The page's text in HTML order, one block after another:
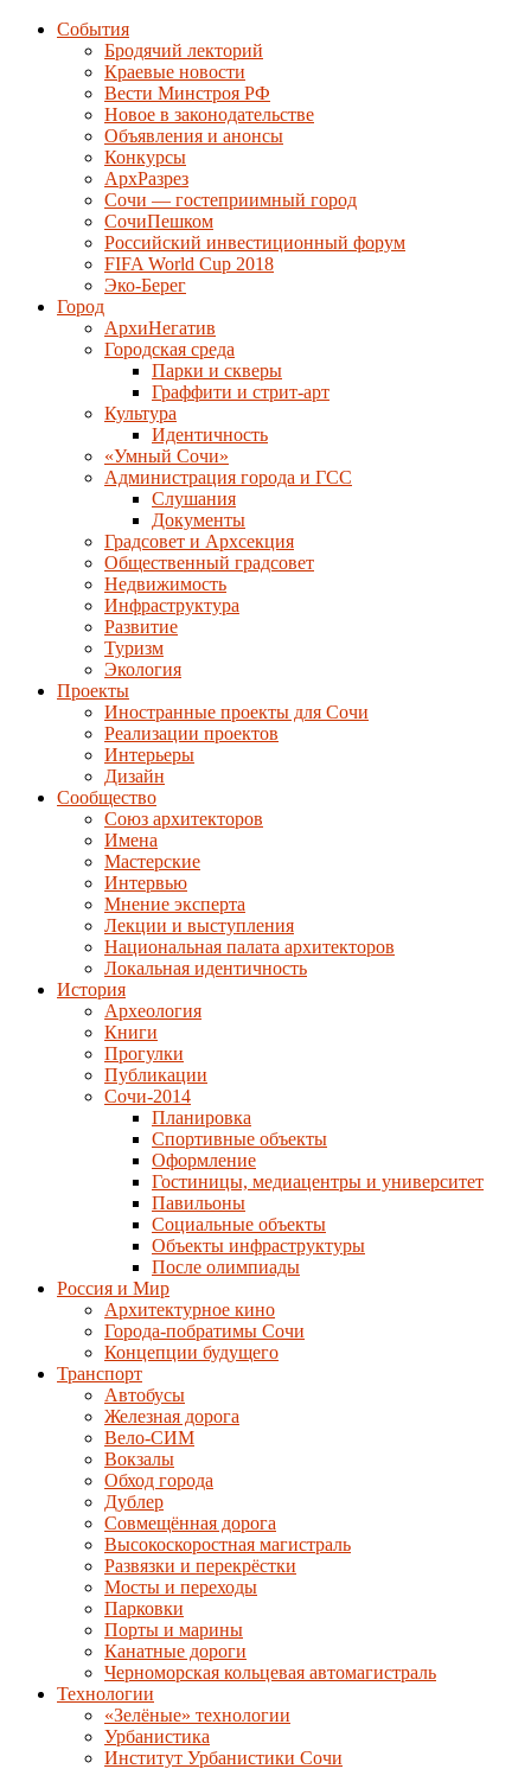
События
Бродячий лекторий
Краевые новости
Вести Минстроя РФ
Новое в законодательстве
Объявления и анонсы
Конкурсы
АрхРазрез
Сочи — гостеприимный город
СочиПешком
Российский инвестиционный форум
FIFA World Cup 2018
Эко-Берег
Город
АрхиНегатив
Городская среда
Парки и скверы
Граффити и стрит-арт
Культура
Идентичность
«Умный Сочи»
Администрация города и ГСС
Слушания
Документы
Градсовет и Архсекция
Общественный градсовет
Недвижимость
Инфраструктура
Развитие
Туризм
Экология
Проекты
Иностранные проекты для Сочи
Реализации проектов
Интерьеры
Дизайн
Сообщество
Союз архитекторов
Имена
Мастерские
Интервью
Мнение эксперта
Лекции и выступления
Национальная палата архитекторов
Локальная идентичность
История
Археология
Книги
Прогулки
Публикации
Сочи-2014
Планировка
Спортивные объекты
Оформление
Гостиницы, медиацентры и университет
Павильоны
Социальные объекты
Объекты инфраструктуры
После олимпиады
Россия и Мир
Архитектурное кино
Города-побратимы Сочи
Концепции будущего
Транспорт
Автобусы
Железная дорога
Вело-СИМ
Вокзалы
Обход города
Дублер
Совмещённая дорога
Высокоскоростная магистраль
Развязки и перекрёстки
Мосты и переходы
Парковки
Порты и марины
Канатные дороги
Черноморская кольцевая автомагистраль
Технологии
«Зелёные» технологии
Урбанистика
Институт Урбанистики Сочи